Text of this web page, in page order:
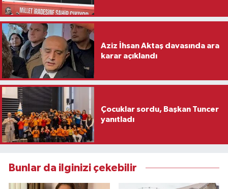
Aziz İhsan Aktaş davasında ara
karar açıklandı
Çocuklar sordu, Başkan Tuncer
yanıtladı
Bunlar da ilginizi çekebilir